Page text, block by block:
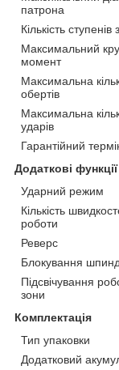
патрона
Кількість ступенів
Максимальний
момент
Максимальна
обертів
Максимальна
ударів
Гарантійний
Додаткові функції
Ударний режим
Кількість
роботи
Реверс
Блокування
Підсвічування
зони
Комплектація
Тип упаковки
Додатковий